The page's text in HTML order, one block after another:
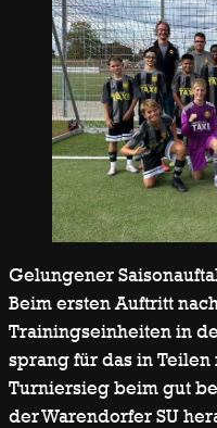
Gelungener
Beim ersten Auftritt
Trainingseinheiten in
sprang für das in
Turniersieg beim gut
der Warendorfer SU